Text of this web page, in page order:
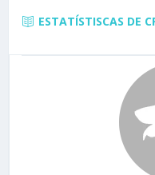
ESTATÍSTISCAS DE